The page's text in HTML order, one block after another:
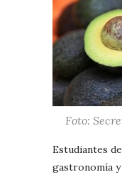
Foto:
Estudiantes
gastronomía